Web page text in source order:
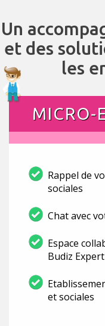
Un
et des
les
MICRO-
Rappel de
sociales
Chat avec
Espace
Budiz Expert
et sociales